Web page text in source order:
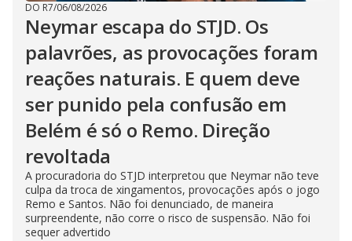
DO R7/06/08/2026
Neymar escapa do STJD. Os
palavrões, as provocações foram
reações naturais. E quem deve
ser punido pela confusão em
Belém é só o Remo. Direção
revoltada
A procuradoria do STJD interpretou que Neymar não teve
culpa da troca de xingamentos, provocações após o jogo
Remo e Santos. Não foi denunciado, de maneira
surpreendente, não corre o risco de suspensão. Não foi
sequer advertido